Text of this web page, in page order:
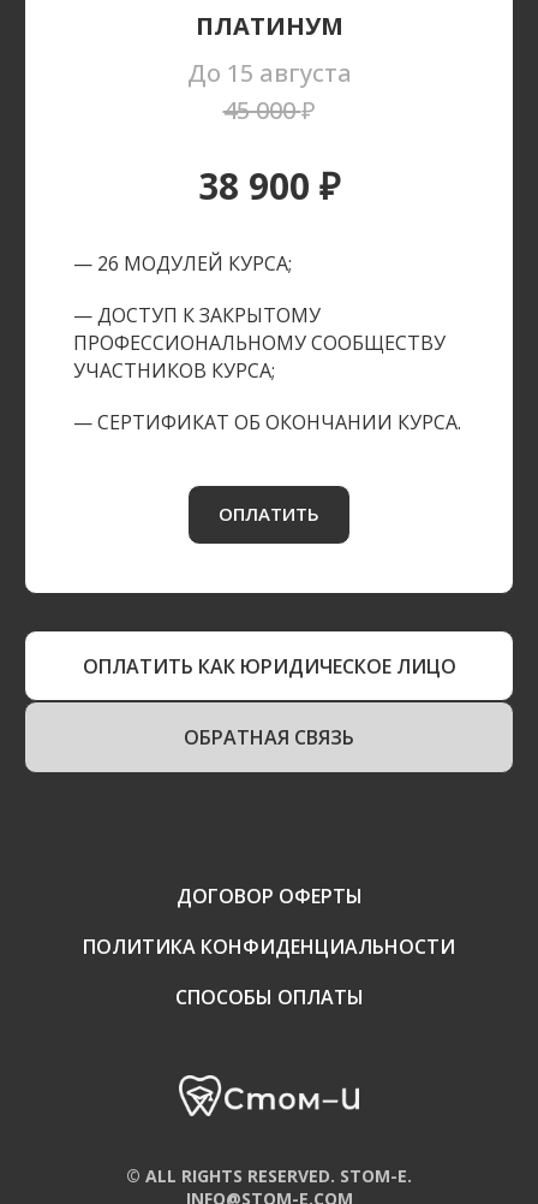
ПЛАТИНУМ
До 15 августа
45 000₽
38 900 ₽
— 26 МОДУЛЕЙ КУРСА;
— ДОСТУП К ЗАКРЫТОМУ
ПРОФЕССИОНАЛЬНОМУ СООБЩЕСТВУ
УЧАСТНИКОВ КУРСА;
— СЕРТИФИКАТ ОБ ОКОНЧАНИИ КУРСА.
ОПЛАТИТЬ
ОПЛАТИТЬ КАК ЮРИДИЧЕСКОЕ ЛИЦО
ОБРАТНАЯ СВЯЗЬ
ДОГОВОР ОФЕРТЫ
ПОЛИТИКА КОНФИДЕНЦИАЛЬНОСТИ
СПОСОБЫ ОПЛАТЫ
© ALL RIGHTS RESERVED. STOM-E.
INFO@STOM-E.COM